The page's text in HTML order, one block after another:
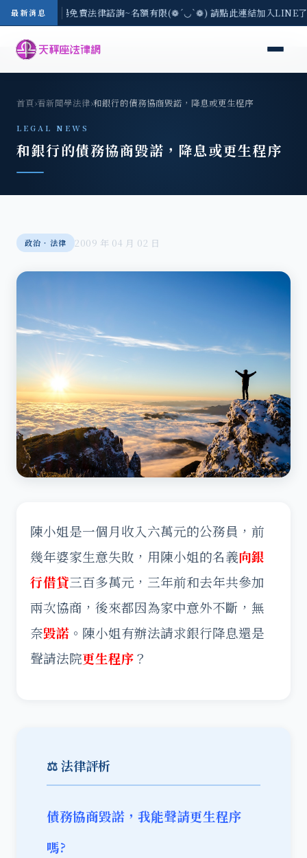
最新消息
-8/3(一) 現場免費法律諮詢~名額有限(❁´◡`❁) 請點此連結加入LINE
首頁›看新聞學法律›和銀行的債務協商毀諾，降息或更生程序
LEGAL NEWS
和銀行的債務協商毀諾，降息或更生程序
政治‧法律 2009 年 04 月 02 日
陳小姐是一個月收入六萬元的公務員，前
幾年婆家生意失敗，用陳小姐的名義向銀
行借貸三百多萬元，三年前和去年共參加
兩次協商，後來都因為家中意外不斷，無
奈毀諾 。陳小姐有辦法請求銀行降息還是
聲請法院更生程序？
⚖️ 法律評析
債務協商毀諾，我能聲請更生程序
嗎?